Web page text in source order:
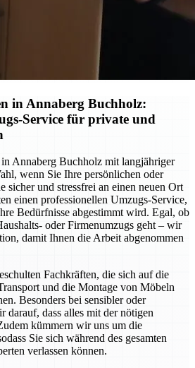
in Annaberg Buchholz:
Service für private und
Annaberg Buchholz mit langjähriger
wenn Sie Ihre persönlichen oder
sicher und stressfrei an einen neuen Ort
einen professionellen Umzugs-Service,
Bedürfnisse abgestimmt wird. Egal, ob
oder Firmenumzugs geht – wir
damit Ihnen die Arbeit abgenommen
Fachkräften, die sich auf die
und die Montage von Möbeln
Besonders bei sensibler oder
darauf, dass alles mit der nötigen
kümmern wir uns um die
Sie sich während des gesamten
verlassen können.